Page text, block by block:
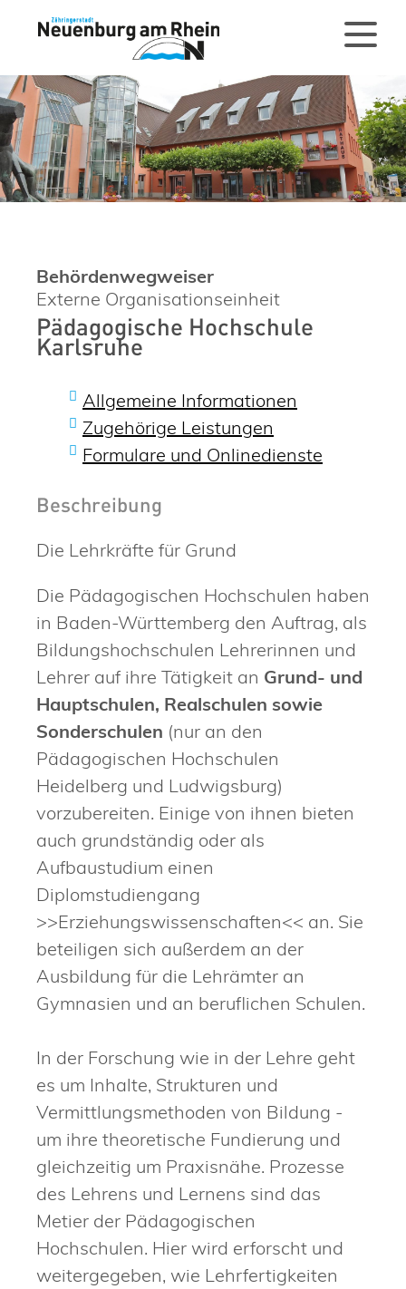
Behördenwegweiser
Externe Organisationseinheit
Pädagogische Hochschule
Karlsruhe
Allgemeine Informationen
Zugehörige Leistungen
Formulare und Onlinedienste
Beschreibung
Die Lehrkräfte für Grund
Die Pädagogischen Hochschulen haben
in Baden-Württemberg den Auftrag, als
Bildungshochschulen Lehrerinnen und
Lehrer auf ihre Tätigkeit an Grund- und
Hauptschulen, Realschulen sowie
Sonderschulen (nur an den
Pädagogischen Hochschulen
Heidelberg und Ludwigsburg)
vorzubereiten. Einige von ihnen bieten
auch grundständig oder als
Aufbaustudium einen
Diplomstudiengang
>>Erziehungswissenschaften<< an. Sie
beteiligen sich außerdem an der
Ausbildung für die Lehrämter an
Gymnasien und an beruflichen Schulen.
In der Forschung wie in der Lehre geht
es um Inhalte, Strukturen und
Vermittlungsmethoden von Bildung -
um ihre theoretische Fundierung und
gleichzeitig um Praxisnähe. Prozesse
des Lehrens und Lernens sind das
Metier der Pädagogischen
Hochschulen. Hier wird erforscht und
weitergegeben, wie Lehrfertigkeiten